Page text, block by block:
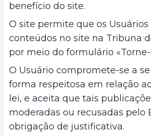
benefício do site.
O site permite que os
conteúdos no site na Tribuna
por meio do formulário
O Usuário compromete-se a
forma respeitosa em relação
lei, e aceita que tais
moderadas ou recusadas pelo
obrigação de justificativa.